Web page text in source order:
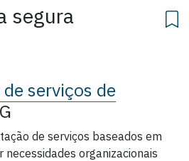
segura
serviços de
de serviços baseados em
organizacionais